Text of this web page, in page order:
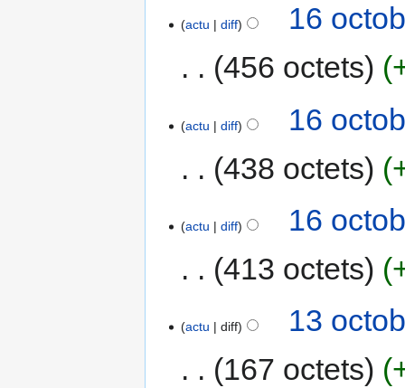
actu diff
16
456 octets
actu diff
16
438 octets
actu diff
16
413 octets
actu diff
13
167 octets